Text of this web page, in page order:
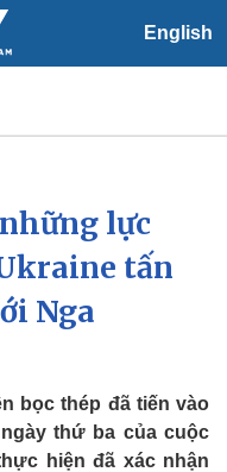
English
24h
báo thời tiết
dục
ấn VOV
lực
tấn
Nga
bọc thép đã tiến vào
thứ ba của cuộc
hiện đã xác nhận